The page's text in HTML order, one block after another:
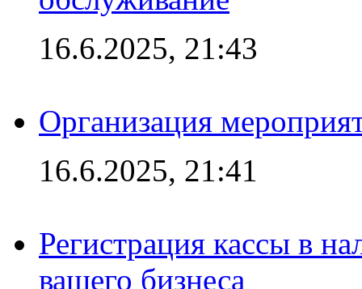
16.6.2025, 21:43
Организация
16.6.2025, 21:41
Регистрация кассы в
вашего бизнеса